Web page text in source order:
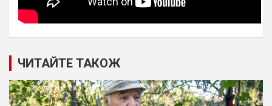
ЧИТАЙТЕ ТАКОЖ